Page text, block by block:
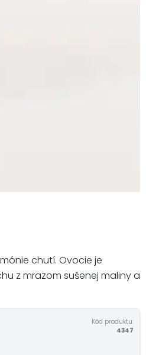
chutí. Ovocie je
z mrazom sušenej maliny a
Kód produktu:
4347